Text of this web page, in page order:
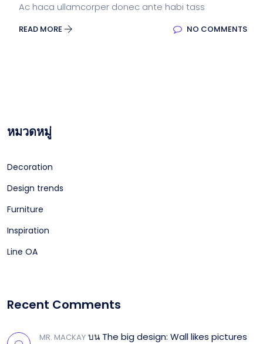
Ac haca ullamcorper donec ante habi tass
READ MORE NO COMMENTS
หมวดหมู่
Decoration
Design trends
Furniture
Inspiration
Line OA
Recent Comments
MR. MACKAY บน The big design: Wall likes pictures